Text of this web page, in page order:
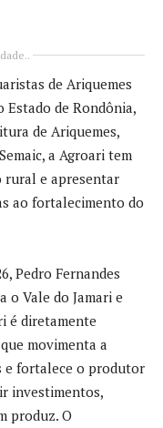
de Ariquemes
Estado de Rondônia,
de Ariquemes,
a Agroari tem
rural e apresentar
ao fortalecimento do
Pedro Fernandes
o Vale do Jamari e
é diretamente
movimenta a
e fortalece o produtor
investimentos,
produz. O